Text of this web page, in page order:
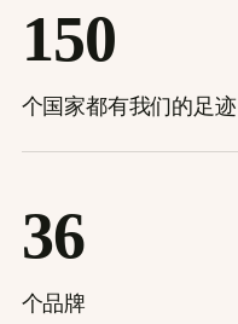
150
个国家都有我们的足迹
36
个品牌